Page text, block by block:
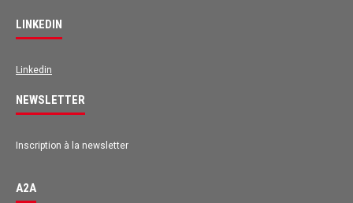
LINKEDIN
Linkedin
NEWSLETTER
Inscription à la newsletter
A2A